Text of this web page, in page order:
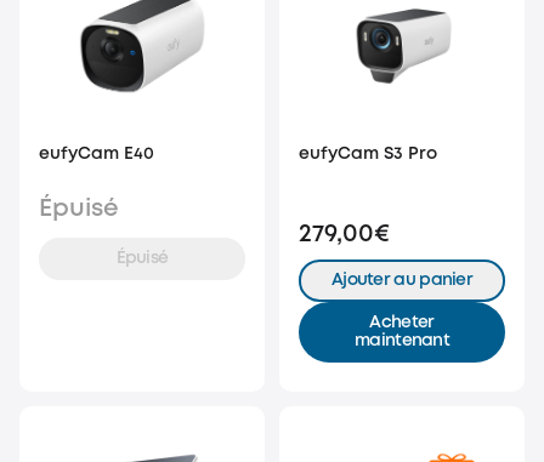
eufyCam E40
Épuisé
Épuisé
eufyCam S3 Pro
279,00€
Ajouter au panier
Acheter
maintenant